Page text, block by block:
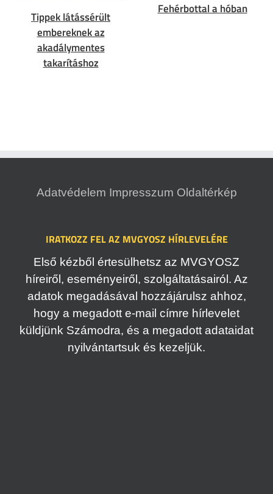
Tippek látássérült
embereknek az
akadálymentes
takarításhoz
Fehérbottal a hóban
Adatvédelem Impresszum Oldaltérkép
IRATKOZZ FEL AZ MVGYOSZ HÍRLEVELÉRE
Első kézből értesülhetsz az MVGYOSZ
híreiről, eseményeiről, szolgáltatásairól. Az
adatok megadásával hozzájárulsz ahhoz,
hogy a megadott e-mail címre hírlevelet
küldjünk Számodra, és a megadott adataidat
nyilvántartsuk és kezeljük.